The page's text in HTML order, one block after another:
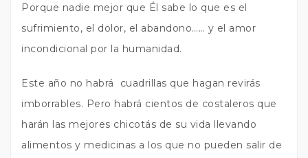
Porque nadie mejor que Él sabe lo que es el
sufrimiento, el dolor, el abandono…… y el amor
incondicional por la humanidad.
Este año no habrá cuadrillas que hagan revirás
imborrables. Pero habrá cientos de costaleros que
harán las mejores chicotás de su vida llevando
alimentos y medicinas a los que no pueden salir de